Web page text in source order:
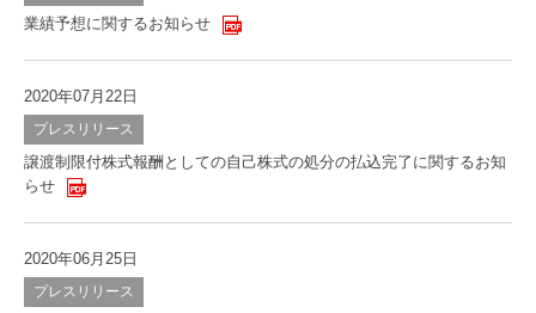
業績予想に関するお知らせ
2020年07月22日
プレスリリース
譲渡制限付株式報酬としての自己株式の処分の払込完了に関するお知
らせ
2020年06月25日
プレスリリース